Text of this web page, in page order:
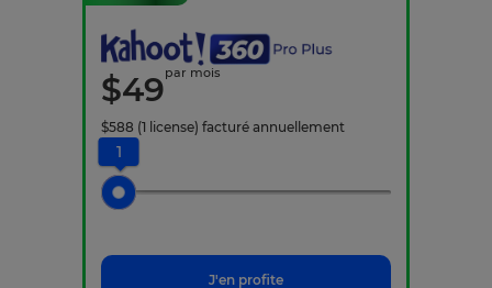
$49par mois
$588 (1 license) facturé annuellement
1
J'en profite